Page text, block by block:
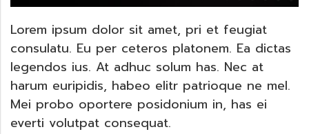
Lorem ipsum dolor sit amet, pri et feugiat
consulatu. Eu per ceteros platonem. Ea dictas
legendos ius. At adhuc solum has. Nec at
harum euripidis, habeo elitr patrioque ne mel.
Mei probo oportere posidonium in, has ei
everti volutpat consequat.